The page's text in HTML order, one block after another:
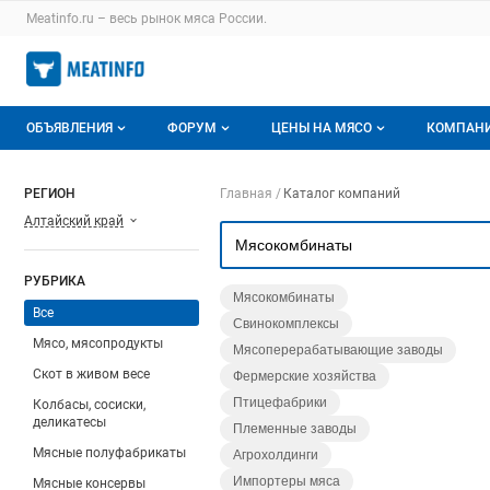
Раздел навигации по сайту meatinfo.ru
Meatinfo.ru – весь рынок мяса России.
Авторизация и меню пользователя
Навигация по разделам сайта meatinfo.ru
ОБЪЯВЛЕНИЯ
Горячее предложение
Заявки на покупку мяса
ФОРУМ
Избранные
С моим участием
ЦЕНЫ НА МЯСО
Актуальные мониторинги
Цены на мясо
Обзор рынка
Отзывы
Моя
РЕГИОН
Алтайский край
РУБРИКА
Все
Мясо, мясопродукты
Скот в живом весе
Колбасы, сосиски,
деликатесы
Мясные полуфабрикаты
Мясные консервы
Навигация по
Главная Каталог компаний
Мясокомбинаты
Свинокомплексы
Мясоперерабатывающие заводы
Фермерские хозяйства
Птицефабрики
Племенные заводы
Агрохолдинги
Импортеры мяса